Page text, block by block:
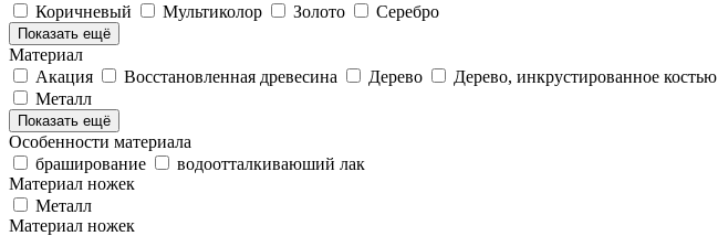
Коричневый
Мультиколор Золото Серебро
Показать ещё
Материал
Акация
Восстановленная древесина Дерево Дерево, инкрустированное костью
Металл
Показать ещё
Особенности материала
браширование
водоотталкиваюший лак
Материал ножек
Металл
Материал ножек